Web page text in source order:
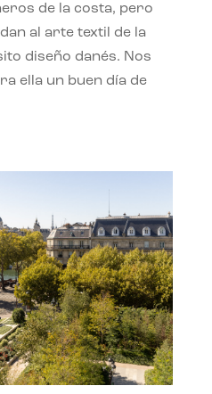
de la costa, pero
al arte textil de la
diseño danés. Nos
ella un buen día de